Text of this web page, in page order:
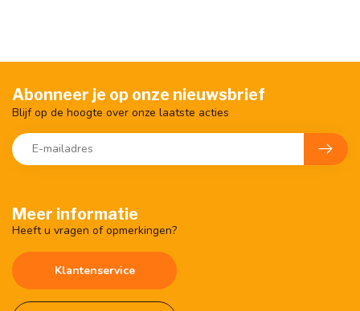
Meer informatie
Heeft u vragen of opmerkingen?
Klantenservice
Abonneer je op onze nieuwsbrief
Blijf op de hoogte over onze laatste acties